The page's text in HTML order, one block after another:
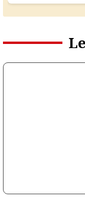
Comment